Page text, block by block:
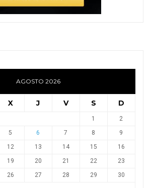
AGOSTO 2026
X J V S D
1
2
5 6 7 8
9
12 13 14 15
16
19 20 21 22
23
26 27 28 29
30